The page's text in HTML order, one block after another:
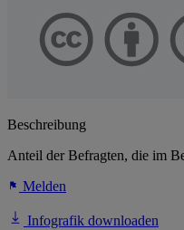
Beschreibung
Anteil der Befragten, die im
Melden
Infografik downloaden